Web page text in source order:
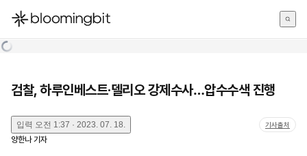
한국어
검찰, 하루인베스트·델리오 강제수사…압수수색 진행
입력 오전 1:37 · 2023. 07. 18. 기사출처
양한나 기자